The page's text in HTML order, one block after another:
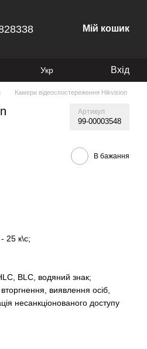
Мій кошик
Укр Вхід
Камери відеоспостереження Hikvision
Артикул
99-00003548
В бажання
25 к\с;
BLC, водяний знак;
виявлення осіб,
несанкціонованого доступу